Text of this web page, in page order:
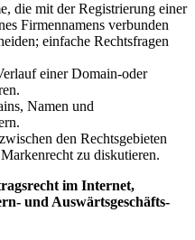
die mit der Registrierung einer
Firmennamens verbunden
einfache Rechtsfragen
einer Domain-oder
Namen und
den Rechtsgebieten
zu diskutieren.
im Internet,
und Auswärtsgeschäfts-